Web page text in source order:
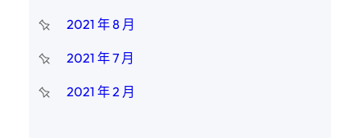
2021 年 8 月
2021 年 7 月
2021 年 2 月